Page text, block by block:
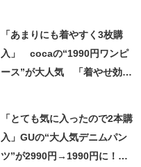
「あまりにも着やすく3枚購
入」 cocaの“1990円ワンピ
ース”が大人気 「着やせ効果
「とても気に入ったので2本購
入」GUの“大人気デニムパン
ツ”が2990円→1990円に！